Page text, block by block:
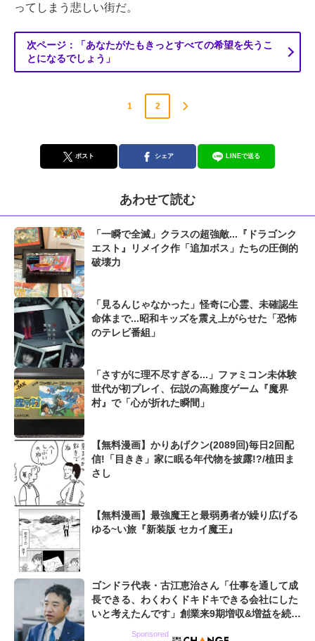
ってしまう悲しい街だ。
次ページ：「あなたがたもきっとすべての希望を失うこ
とになるでしょう」
1 2
ポスト シェア LINEで送る
あわせて読む
「一瞬で全滅」クラスの超強敵...『ドラゴンク
エスト』リメイク作「追加ボス」たちの圧倒的
破壊力
「見るんじゃなかった」怪奇に心霊、未確認生
命体まで...昭和キッズを震え上がらせた「恐怖
のテレビ番組」
「さすがに理不尽すぎる...」ファミコン未体験
世代が初プレイ、伝説の高難度ゲーム『魔界
村』で「心が折れた瞬間」
【無料漫画】かりあげクン(2089回)毎日2回配
信!「目きき」家に眠る年代物を披露!?/植田ま
さし
【無料漫画】最強魔王と最弱勇者が繰り広げる
ゆる~い旅『新装版 セカイ魔王』
ゴンドラ代表・古江恵治さん「仕事を通して成
長できる、わくわくドキドキできる会社にした
いと考えたんです」創業来9期増収&増益を続け
Sponsored